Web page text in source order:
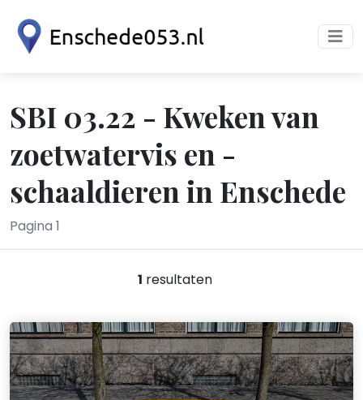
SBI 03.22 - Kweken van
zoetwatervis en -
schaaldieren in Enschede
Pagina 1
1 resultaten